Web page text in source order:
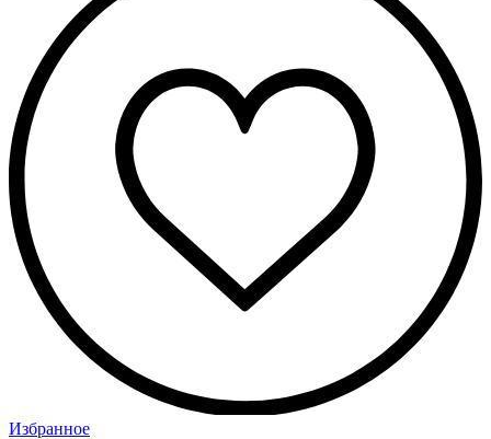
Избранное